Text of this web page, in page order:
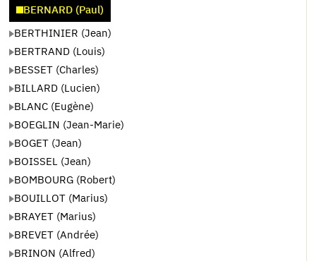
BERNARD (Paul)
BERTHINIER (Jean)
BERTRAND (Louis)
BESSET (Charles)
BILLARD (Lucien)
BLANC (Eugène)
BOEGLIN (Jean-Marie)
BOGET (Jean)
BOISSEL (Jean)
BOMBOURG (Robert)
BOUILLOT (Marius)
BRAYET (Marius)
BREVET (Andrée)
BRINON (Alfred)